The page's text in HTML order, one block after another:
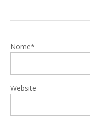
Nome*
Website